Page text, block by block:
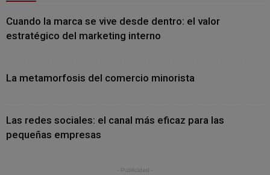
Cuando la marca se vive desde dentro: el valor
estratégico del marketing interno
La metamorfosis del comercio minorista
Las redes sociales: el canal más eficaz para las
pequeñas empresas
- Publicidad -